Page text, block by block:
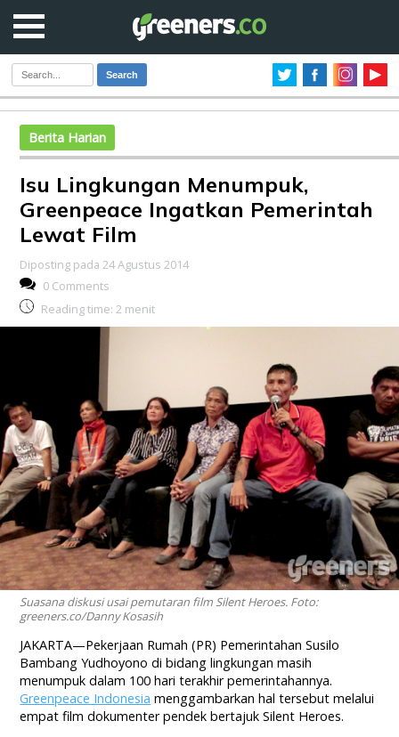
Search
Berita Harian
Isu Lingkungan Menumpuk,
Greenpeace Ingatkan Pemerintah
Lewat Film
Diposting pada 24 Agustus 2014
0 Comments
Reading time: 2 menit
Suasana diskusi usai pemutaran film Silent Heroes. Foto:
greeners.co/Danny Kosasih
JAKARTA—Pekerjaan Rumah (PR) Pemerintahan Susilo
Bambang Yudhoyono di bidang lingkungan masih
menumpuk dalam 100 hari terakhir pemerintahannya.
Greenpeace Indonesia menggambarkan hal tersebut melalui
empat film dokumenter pendek bertajuk Silent Heroes.